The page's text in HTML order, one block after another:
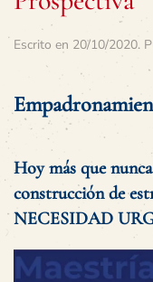
Escrito en 20/10/2020.
Hoy más que
construcción de
NECESIDAD